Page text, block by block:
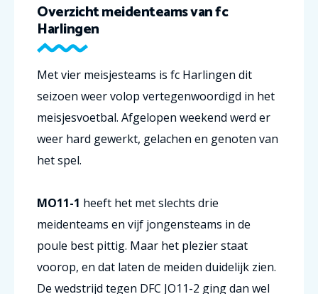
Overzicht meidenteams van fc
Harlingen
Met vier meisjesteams is fc Harlingen dit
seizoen weer volop vertegenwoordigd in het
meisjesvoetbal. Afgelopen weekend werd er
weer hard gewerkt, gelachen en genoten van
het spel.
MO11-1 heeft het met slechts drie
meidenteams en vijf jongensteams in de
poule best pittig. Maar het plezier staat
voorop, en dat laten de meiden duidelijk zien.
De wedstrijd tegen DFC JO11-2 ging dan wel